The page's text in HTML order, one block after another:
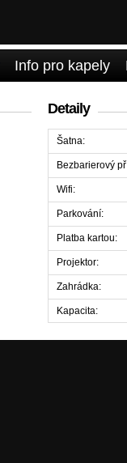
Info pro kapely
Detaily
Šatna:
Bezbarierový
Wifi:
Parkování:
Platba kartou:
Projektor:
Zahrádka:
Kapacita: